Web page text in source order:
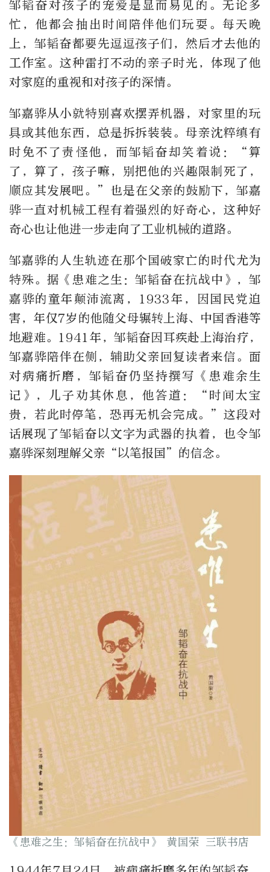
邹韬奋对孩子的宠爱是显而易见的。无论多
忙，他都会抽出时间陪伴他们玩耍。每天晚
上，邹韬奋都要先逗逗孩子们，然后才去他的
工作室。这种雷打不动的亲子时光，体现了他
对家庭的重视和对孩子的深情。
邹嘉骅从小就特别喜欢摆弄机器，对家里的玩
具或其他东西，总是拆拆装装。母亲沈粹缜有
时免不了责怪他，而邹韬奋却笑着说：“算
了，算了，孩子嘛，别把他的兴趣限制死了，
顺应其发展吧。”也是在父亲的鼓励下，邹嘉
骅一直对机械工程有着强烈的好奇心，这种好
奇心也让他进一步走向了工业机械的道路。
邹嘉骅的人生轨迹在那个国破家亡的时代尤为
特殊。据《患难之生：邹韬奋在抗战中》，邹
嘉骅的童年颠沛流离，1933年，因国民党迫
害，年仅7岁的他随父母辗转上海、中国香港等
地避难。1941年，邹韬奋因耳疾赴上海治疗，
邹嘉骅陪伴在侧，辅助父亲回复读者来信。面
对病痛折磨，邹韬奋仍坚持撰写《患难余生
记》，儿子劝其休息，他答道：“时间太宝
贵，若此时停笔，恐再无机会完成。”这段对
话展现了邹韬奋以文字为武器的执着，也令邹
嘉骅深刻理解父亲“以笔报国”的信念。
《患难之生：邹韬奋在抗战中》 黄国荣 三联书店